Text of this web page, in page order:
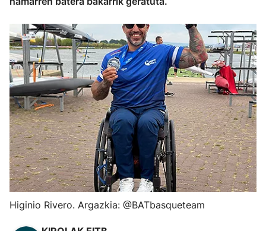
Eskubaloia
Kirolak 360
Atletismoa
Mendi-lasterketak
Kirol gehiago
"Helmuga"
Higinio Rivero. Argazkia: @BATbasqueteam